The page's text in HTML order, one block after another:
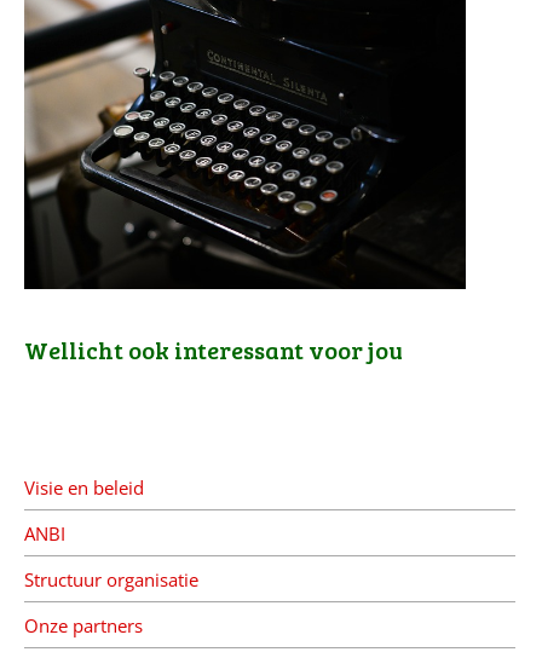
Wellicht ook interessant voor jou
Visie en beleid
ANBI
Structuur organisatie
Onze partners